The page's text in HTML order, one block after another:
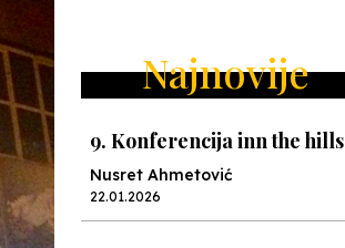
Najnovije
9. Konferencija inn the hills
Nusret Ahmetović
22.01.2026